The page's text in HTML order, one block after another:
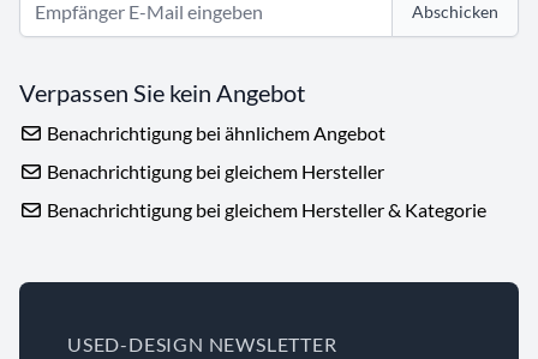
Abschicken
Verpassen Sie kein Angebot
Benachrichtigung bei ähnlichem Angebot
Benachrichtigung bei gleichem Hersteller
Benachrichtigung bei gleichem Hersteller & Kategorie
USED-DESIGN NEWSLETTER